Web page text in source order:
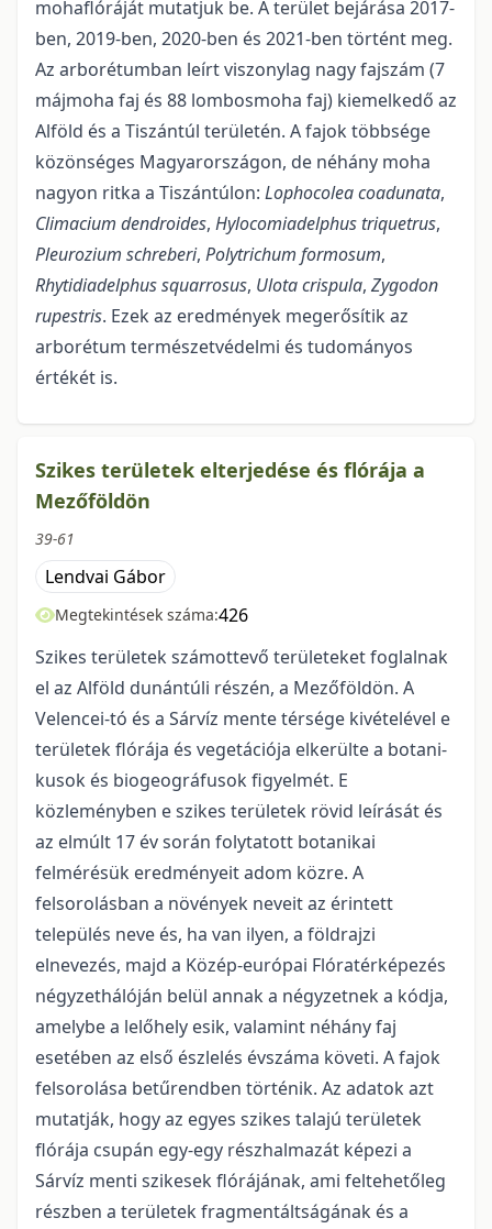
mohaflóráját mutatjuk be. A terület bejárása 2017-
ben, 2019-ben, 2020-ben és 2021-ben történt meg.
Az arborétumban leírt viszonylag nagy fajszám (7
májmoha faj és 88 lombosmoha faj) kiemelkedő az
Alföld és a Tiszántúl területén. A fajok többsége
közönséges Magyarországon, de néhány moha
nagyon ritka a Tiszántúlon: Lophocolea coadunata,
Climacium dendroides, Hylocomiadelphus triquetrus,
Pleurozium schreberi, Polytrichum formosum,
Rhytidiadelphus squarrosus, Ulota crispula, Zygodon
rupestris. Ezek az eredmények megerősítik az
arborétum természetvédelmi és tudományos
értékét is.
Szikes területek elterjedése és flórája a
Mezőföldön
39-61
Lendvai Gábor
Megtekintések száma:426
Szikes területek számottevő területeket foglalnak
el az Alföld dunántúli részén, a Mezőföl­dön. A
Velencei-tó és a Sárvíz mente térsége kivételével e
területek flórája és vegetációja elkerülte a botani­
kusok és biogeográfusok figyelmét. E
közleményben e szikes területek rövid leírását és
az elmúlt 17 év során folytatott botanikai
felmérésük eredményeit adom közre. A
felsorolásban a növények neveit az érin­tett
település neve és, ha van ilyen, a földrajzi
elnevezés, majd a Közép-európai Flóratérképezés
négyzethá­lóján belül annak a négyzetnek a kódja,
amelybe a lelőhely esik, valamint néhány faj
esetében az első észle­lés évszáma követi. A fajok
felsorolása betűrendben történik. Az adatok azt
mutatják, hogy az egyes szikes talajú területek
flórája csupán egy-egy részhalmazát képezi a
Sárvíz menti szikesek flórájának, ami feltehe­tőleg
részben a területek fragmentáltságának és a